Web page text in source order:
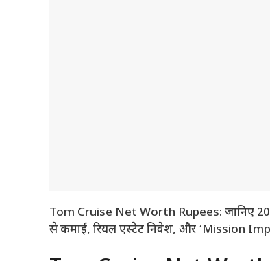
Tom Cruise Net Worth Rupees: जानिए
से कमाई, रियल एस्टेट निवेश, और ‘Mission